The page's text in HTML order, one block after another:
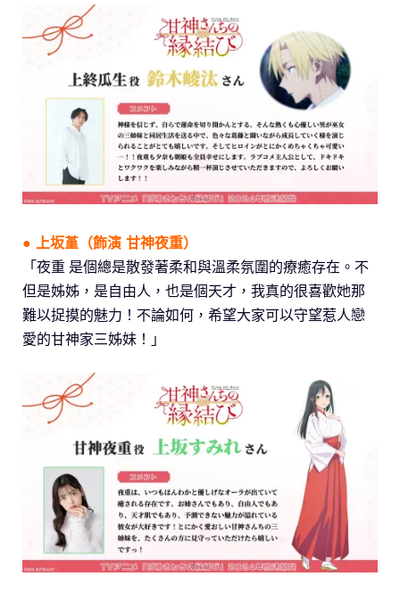
● 上坂堇 （飾演 甘神夜重）
「夜重 是個總是散發著柔和與溫柔氛圍的療癒存在。不
但是姊姊，是自由人，也是個天才，我真的很喜歡她那
難以捉摸的魅力！不論如何，希望大家可以守望惹人戀
愛的甘神家三姊妹！」